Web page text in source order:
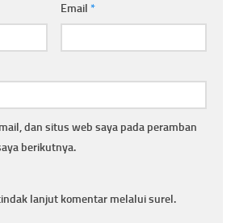
Email *
dan situs web saya pada peramban
berikutnya.
lanjut komentar melalui surel.